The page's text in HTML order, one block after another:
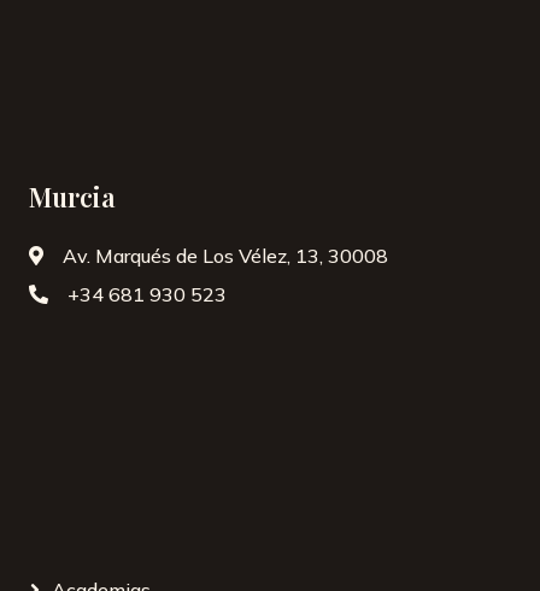
Murcia
Av. Marqués de Los Vélez, 13, 30008
+34 ‭681 930 523‬